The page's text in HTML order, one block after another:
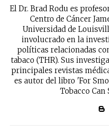
El Dr. Brad Rodu es
Centro de Cáncer
Universidad de
involucrado en la
políticas relacionadas
tabaco (THR). Sus
principales revistas
es autor del libro 'For
Tobacco Can